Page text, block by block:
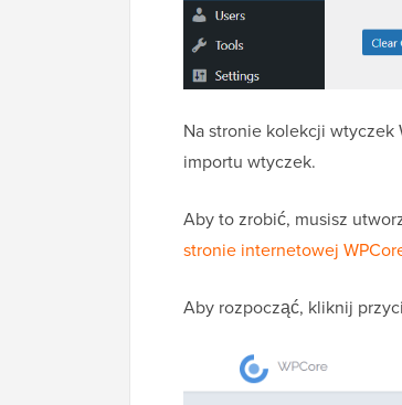
Na stronie kolekcji wtyczek
importu wtyczek.
Aby to zrobić, musisz
stronie internetowej
Aby rozpocząć, kliknij